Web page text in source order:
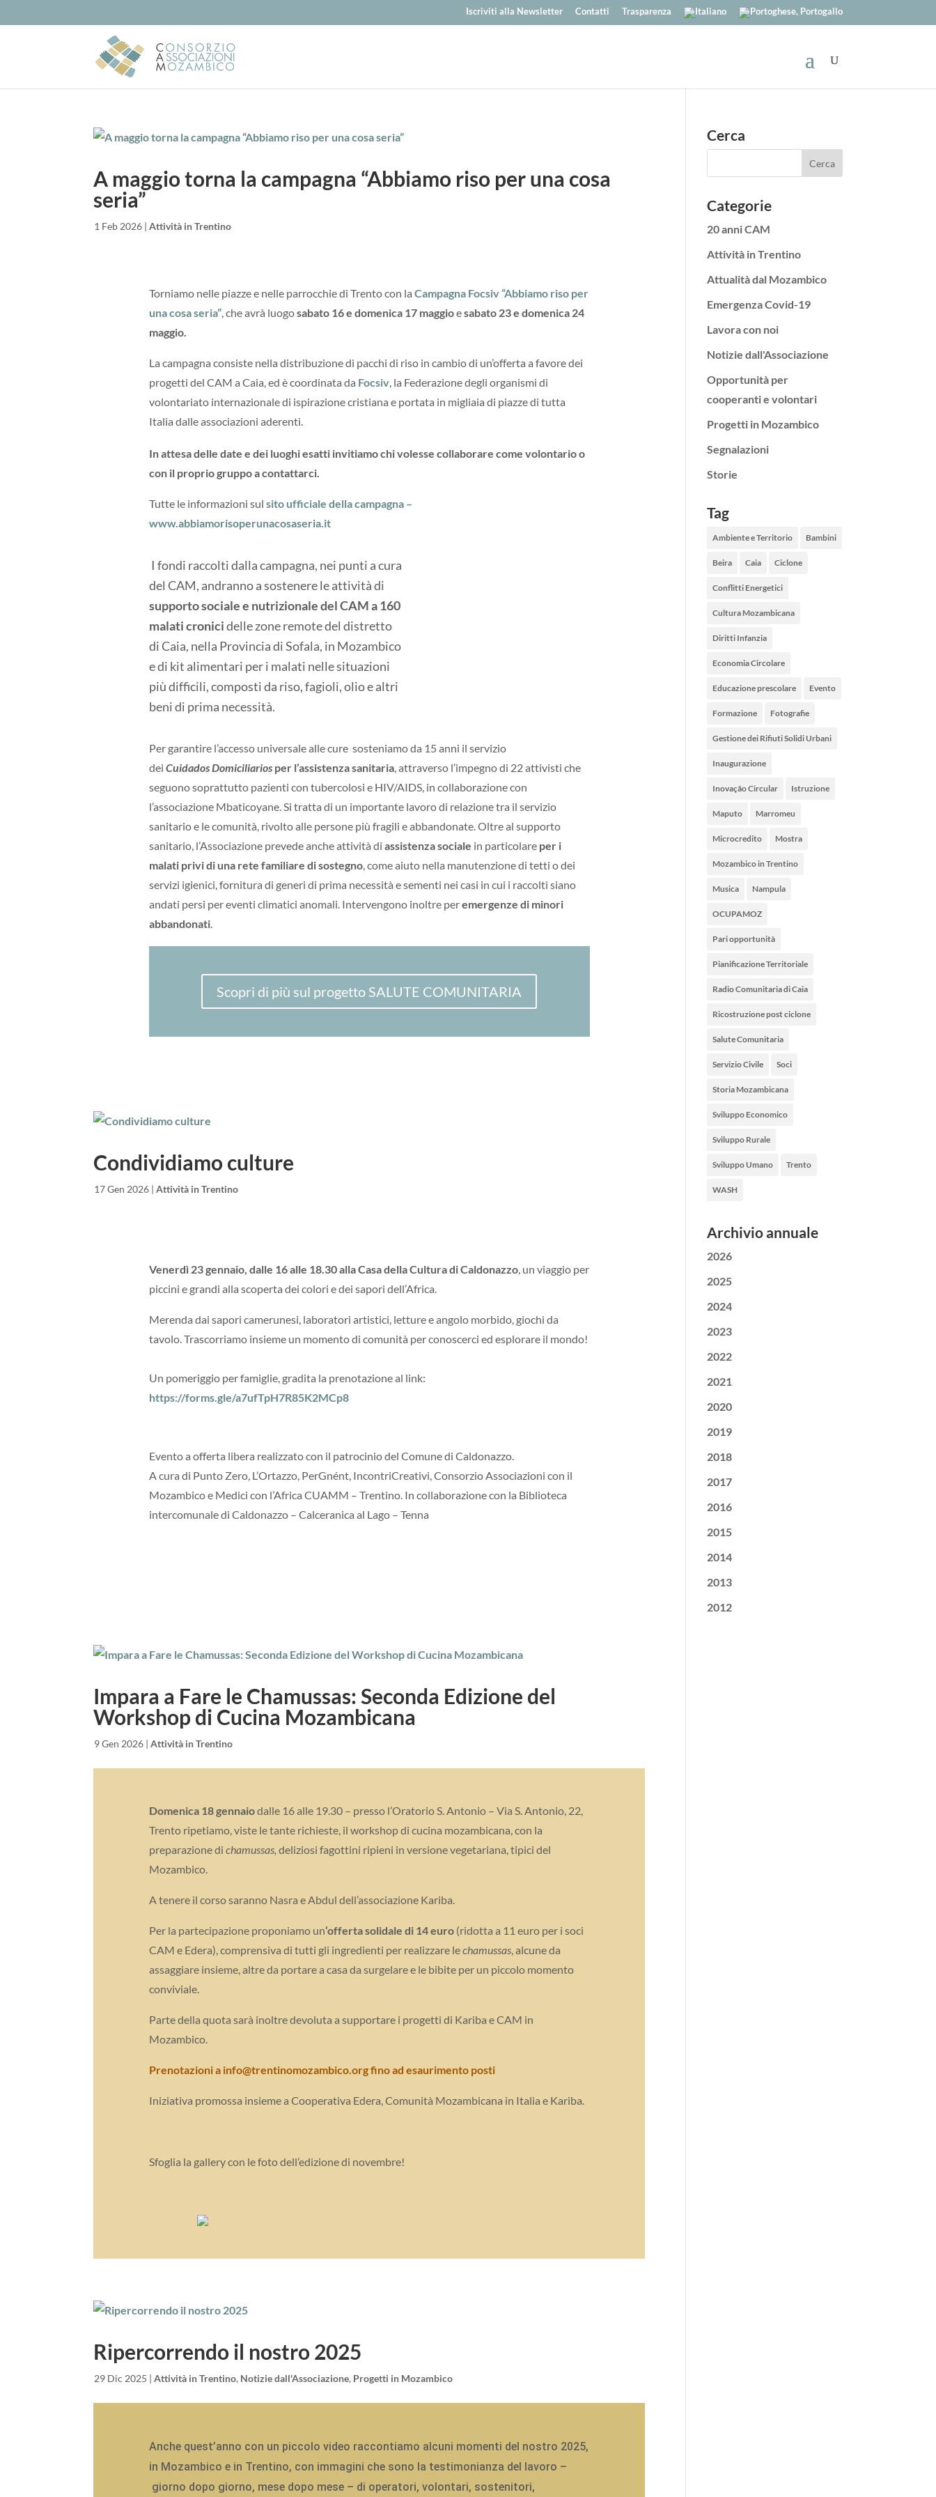
Iscriviti alla Newsletter Contatti Trasparenza
A maggio torna la campagna “Abbiamo riso per una cosa
seria”
1 Feb 2026 |Attività in Trentino
Torniamo nelle piazze e nelle parrocchie di Trento con la Campagna Focsiv “Abbiamo riso per
una cosa seria”, che avrà luogosabato 16 e domenica 17 maggioesabato 23 e domenica 24
maggio.
La campagna consiste nella distribuzione di pacchi di riso in cambio di un’offerta a favore dei
progetti del CAM a Caia, ed è coordinata da Focsiv, la Federazione degli organismi di
volontariato internazionale di ispirazione cristiana e portata in migliaia di piazze di tutta
Italia dalle associazioni aderenti.
In attesa delle date e dei luoghi esatti invitiamo chi volesse collaborare come volontario o
con il proprio gruppo a contattarci.
Tutte le informazioni sul sito ufficiale della campagna –
www.abbiamorisoperunacosaseria.it
I fondi raccolti dalla campagna, nei punti a cura
del CAM, andranno a sostenere le attività di
supporto sociale e nutrizionale del CAM a 160
malati cronicidelle zone remote del distretto
di Caia, nella Provincia di Sofala, in Mozambico
edi kit alimentari per i malati nelle situazioni
più difficili, composti da riso, fagioli, olio e altri
beni di prima necessità.
Per garantire l’accesso universale alle cure sosteniamo da 15 anni il servizio
dei CuidadosDomiciliariosper l’assistenza sanitaria, attraverso l’impegno di 22 attivisti che
seguono soprattutto pazienti con tubercolosi e HIV/AIDS, in collaborazione con
l’associazione Mbaticoyane. Si tratta di un importante lavoro di relazione tra il servizio
sanitario e le comunità, rivolto alle persone più fragili e abbandonate.Oltre al supporto
sanitario, l’Associazione prevede anche attività di assistenza sociale in particolare per i
malati privi di una rete familiare di sostegno, come aiuto nella manutenzione di tetti o dei
servizi igienici, fornitura di generi di prima necessità e sementi nei casi in cui i raccolti siano
andati persi per eventi climatici anomali. Intervengono inoltre peremergenze di minori
abbandonati.
Scopri di più sul progetto SALUTE COMUNITARIA
Condividiamo culture
17 Gen 2026 |Attività in Trentino
Venerdì 23 gennaio, dalle 16 alle 18.30 alla Casa della Cultura di Caldonazzo, un viaggio per
piccini e grandi alla scoperta dei colori e dei sapori dell’Africa.
Merenda dai sapori camerunesi, laboratori artistici, letture e angolo morbido, giochi da
tavolo. Trascorriamo insieme un momento di comunità per conoscerci ed esplorare il mondo!
Un pomeriggio per famiglie, gradita la prenotazione al link:
https://forms.gle/a7ufTpH7R85K2MCp8
Evento a offerta libera realizzato con il patrocinio del Comune di Caldonazzo.
A cura di Punto Zero, L’Ortazzo, PerGnént, IncontriCreativi, Consorzio Associazioni con il
Mozambico e Medici con l’Africa CUAMM – Trentino. In collaborazione con la Biblioteca
intercomunale di Caldonazzo – Calceranica al Lago – Tenna
Impara a Fare le Chamussas: Seconda Edizione del
Workshop di Cucina Mozambicana
9 Gen 2026 |Attività in Trentino
Domenica 18 gennaiodalle 16 alle 19.30 – presso l’Oratorio S. Antonio – Via S. Antonio, 22,
Trento ripetiamo, viste le tante richieste, il workshop di cucina mozambicana, con la
preparazione di chamussas, deliziosi fagottini ripieni in versione vegetariana, tipici del
Mozambico.
A tenere il corso saranno Nasra e Abdul dell’associazione Kariba.
Per la partecipazione proponiamo un‘offerta solidale di 14 euro(ridotta a 11 euro per i soci
CAM e Edera), comprensiva di tutti gli ingredienti per realizzare lechamussas, alcune da
assaggiare insieme, altre da portare a casa da surgelare e le bibite per un piccolo momento
conviviale.
Parte della quota sarà inoltre devoluta a supportare i progetti di Kariba e CAM in
Mozambico.
Prenotazioni a info@trentinomozambico.org fino ad esaurimento posti
Iniziativa promossa insieme a Cooperativa Edera, Comunità Mozambicana in Italia e Kariba.
Sfoglia la gallery con le foto dell’edizione di novembre!
Ripercorrendo il nostro 2025
29 Dic 2025 |Attività in Trentino, Notizie dall'Associazione, Progetti in Mozambico
Anche quest’anno con un piccolo video raccontiamo alcuni momenti del nostro 2025,
in Mozambico e in Trentino, con immagini che sono la testimonianza del lavoro –
giorno dopo giorno, mese dopo mese – di operatori, volontari, sostenitori,
Cerca
Categorie
20 anni CAM
Attività in Trentino
Attualità dal Mozambico
Emergenza Covid-19
Lavora con noi
Notizie dall'Associazione
Opportunità per
cooperanti e volontari
Progetti in Mozambico
Segnalazioni
Storie
Tag
Ambiente e Territorio Bambini
Beira Caia Ciclone
Conflitti Energetici
Cultura Mozambicana
Diritti Infanzia
Economia Circolare
Educazione prescolare Evento
Formazione Fotografie
Gestione dei Rifiuti Solidi Urbani
Inaugurazione
Inovação Circular Istruzione
Maputo Marromeu
Microcredito Mostra
Mozambico in Trentino
Musica Nampula
OCUPAMOZ
Pari opportunità
Pianificazione Territoriale
Radio Comunitaria di Caia
Ricostruzione post ciclone
Salute Comunitaria
Servizio Civile Soci
Storia Mozambicana
Sviluppo Economico
Sviluppo Rurale
Sviluppo Umano Trento
WASH
Archivio annuale
2026
2025
2024
2023
2022
2021
2020
2019
2018
2017
2016
2015
2014
2013
2012